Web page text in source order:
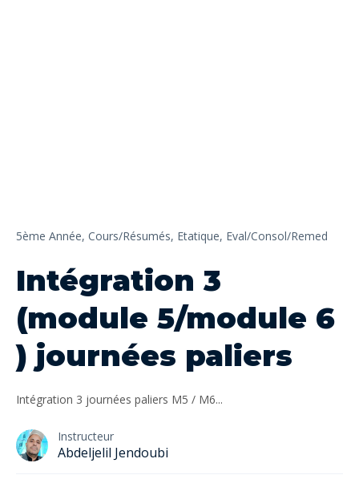
5ème Année, Cours/Résumés, Etatique, Eval/Consol/Remed
Intégration 3
(module 5/module 6
) journées paliers
Intégration 3 journées paliers M5 / M6...
Instructeur
Abdeljelil Jendoubi